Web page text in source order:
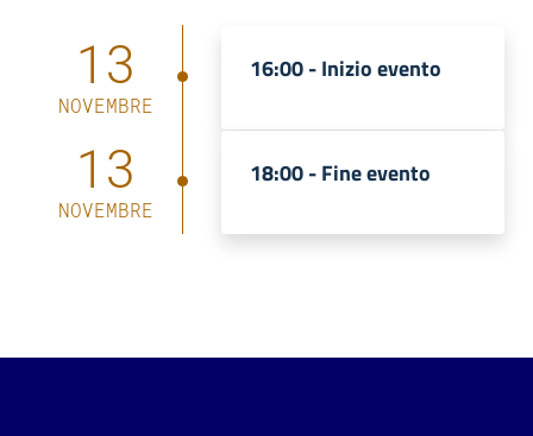
13
NOVEMBRE
16:00 -Inizio evento
13
NOVEMBRE
18:00 -Fine evento